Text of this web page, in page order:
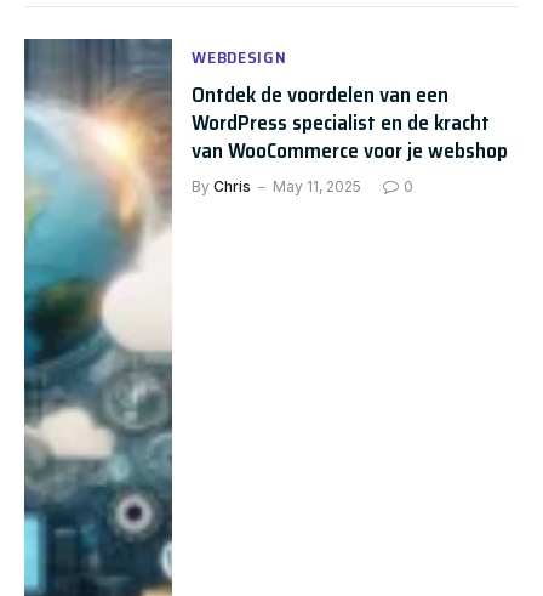
WEBDESIGN
Ontdek de voordelen van een
WordPress specialist en de kracht
van WooCommerce voor je webshop
By Chris May 11, 2025 0